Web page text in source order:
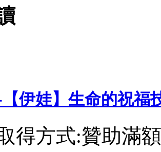
伊娃】生命的祝福
得方式:贊助滿